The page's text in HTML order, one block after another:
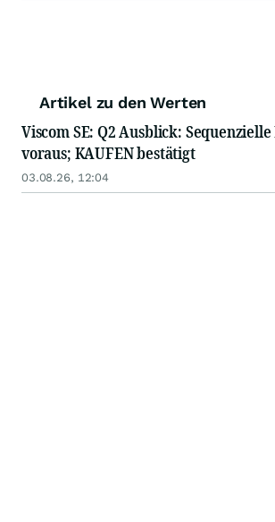
Artikel zu den Werten
Viscom SE: Q2 Ausblick:
voraus; KAUFEN bestätigt
03.08.26, 12:04